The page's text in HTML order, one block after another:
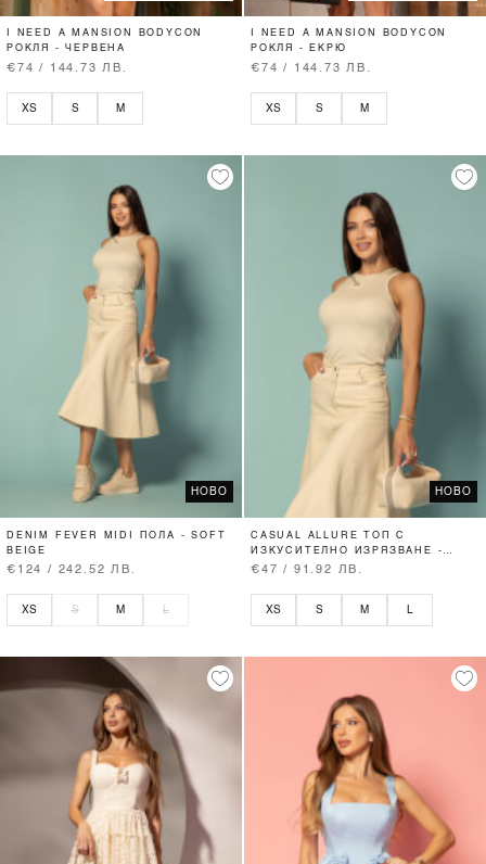
I NEED A MANSION BODYCON
РОКЛЯ - ЧЕРВЕНА
€74 / 144.73 ЛВ.
XS S M
I NEED A MANSION BODYCON
РОКЛЯ - ЕКРЮ
€74 / 144.73 ЛВ.
XS S M
НОВО
DENIM FEVER MIDI ПОЛА - SOFT
BEIGE
€124 / 242.52 ЛВ.
XS S M L
НОВО
CASUAL ALLURE ТОП С
ИЗКУСИТЕЛНО ИЗРЯЗВАНЕ -
SOFT BEIGE
€47 / 91.92 ЛВ.
XS S M L